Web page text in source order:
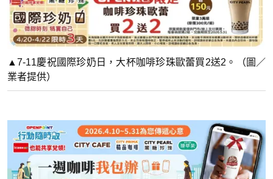
▲7-11慶祝國際珍奶日，大杯咖啡珍珠歐蕾買2送2。（圖／
業者提供）